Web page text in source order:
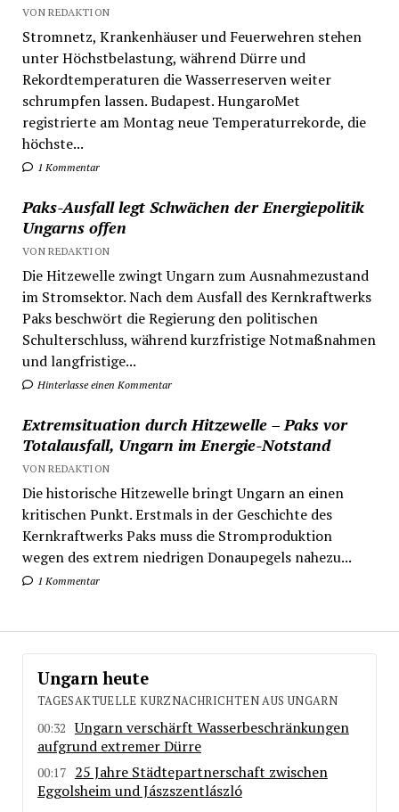
VON REDAKTION
Stromnetz, Krankenhäuser und Feuerwehren stehen
unter Höchstbelastung, während Dürre und
Rekordtemperaturen die Wasserreserven weiter
schrumpfen lassen. Budapest. HungaroMet
registrierte am Montag neue Temperaturrekorde, die
höchste...
1 Kommentar
Paks-Ausfall legt Schwächen der Energiepolitik
Ungarns offen
VON REDAKTION
Die Hitzewelle zwingt Ungarn zum Ausnahmezustand
im Stromsektor. Nach dem Ausfall des Kernkraftwerks
Paks beschwört die Regierung den politischen
Schulterschluss, während kurzfristige Notmaßnahmen
und langfristige...
Hinterlasse einen Kommentar
Extremsituation durch Hitzewelle – Paks vor
Totalausfall, Ungarn im Energie-Notstand
VON REDAKTION
Die historische Hitzewelle bringt Ungarn an einen
kritischen Punkt. Erstmals in der Geschichte des
Kernkraftwerks Paks muss die Stromproduktion
wegen des extrem niedrigen Donaupegels nahezu...
1 Kommentar
Ungarn heute
TAGESAKTUELLE KURZNACHRICHTEN AUS UNGARN
00:32
Ungarn verschärft Wasserbeschränkungen
aufgrund extremer Dürre
00:17
25 Jahre Städtepartnerschaft zwischen
Eggolsheim und Jászszentlászló